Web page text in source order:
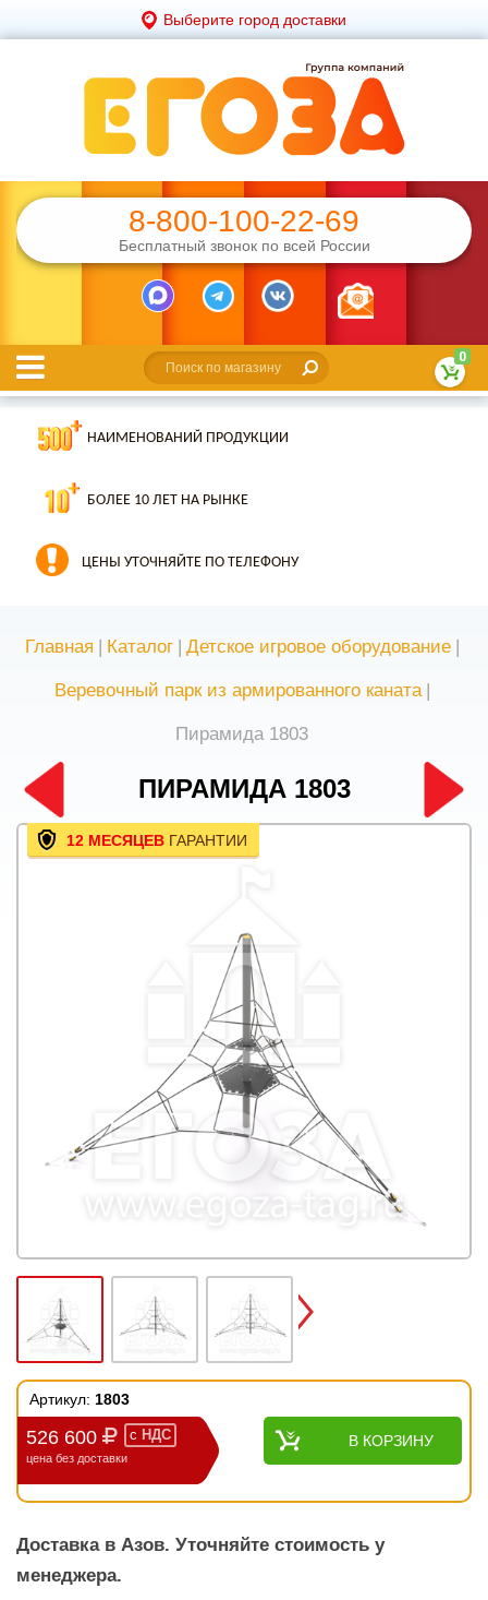
Выберите город доставки
8-800-100-22-69
Бесплатный звонок по всей России
0
НАИМЕНОВАНИЙ ПРОДУКЦИИ
БОЛЕЕ 10 ЛЕТ НА РЫНКЕ
ЦЕНЫ УТОЧНЯЙТЕ ПО ТЕЛЕФОНУ
Главная | Каталог | Детское игровое оборудование |
Веревочный парк из армированного каната |
Пирамида 1803
ПИРАМИДА 1803
12 МЕСЯЦЕВ ГАРАНТИИ
Next
Артикул: 1803
526 600 с НДС
цена без доставки
В КОРЗИНУ
Доставка в Азов. Уточняйте стоимость у
менеджера.